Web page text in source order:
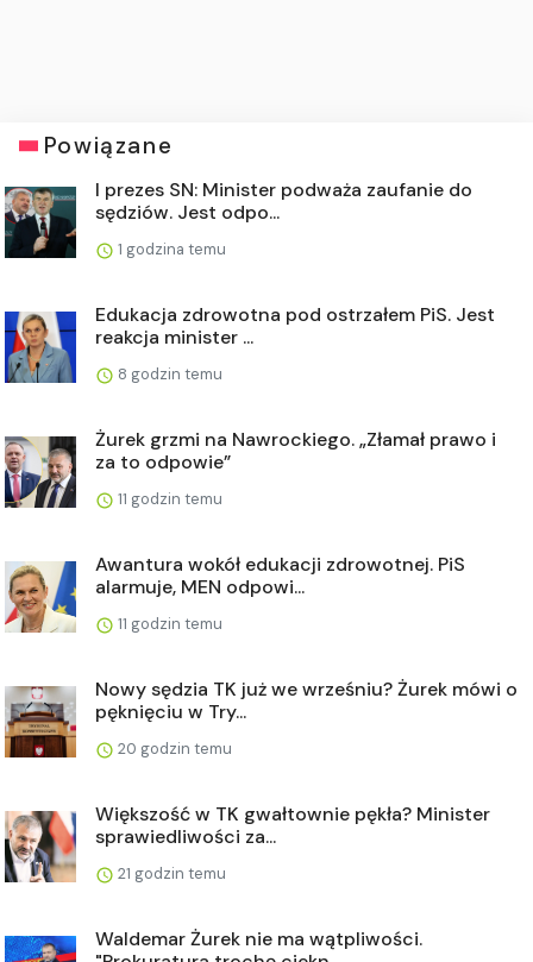
Powiązane
I prezes SN: Minister podważa zaufanie do
sędziów. Jest odpo...
1 godzina temu
Edukacja zdrowotna pod ostrzałem PiS. Jest
reakcja minister ...
8 godzin temu
Żurek grzmi na Nawrockiego. „Złamał prawo i
za to odpowie”
11 godzin temu
Awantura wokół edukacji zdrowotnej. PiS
alarmuje, MEN odpowi...
11 godzin temu
Nowy sędzia TK już we wrześniu? Żurek mówi o
pęknięciu w Try...
20 godzin temu
Większość w TK gwałtownie pękła? Minister
sprawiedliwości za...
21 godzin temu
Waldemar Żurek nie ma wątpliwości.